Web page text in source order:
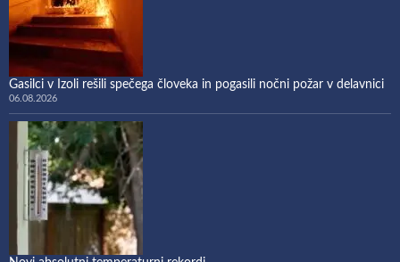
Gasilci v Izoli rešili spečega človeka in pogasili nočni požar v delavnici
06.08.2026